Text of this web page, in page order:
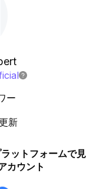
ー
新
ットフォームで見
カウント